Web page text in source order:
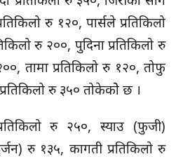
रु १२०, पार्सले प्रतिकिलो
रु २००, पुदिना प्रतिकिलो रु
तामा प्रतिकिलो रु १२०, तोफु
रु ३५० तोकेकोे छ ।
रु २५०, स्याउ (फुजी)
रु १३५, कागती प्रतिकिलो रु